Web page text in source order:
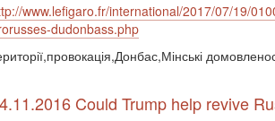
www.lefigaro.fr/international/2017/07/19/
dudonbass.php
Could Trump help revive